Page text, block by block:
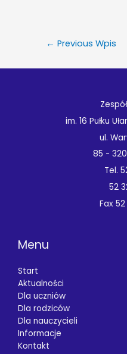
← Previous Wpis
im. 16 Pułku
ul.
85 -
Tel.
52
Fax
Menu
Start
Aktualności
Dla uczniów
Dla rodziców
Dla nauczycieli
Informacje
Kontakt